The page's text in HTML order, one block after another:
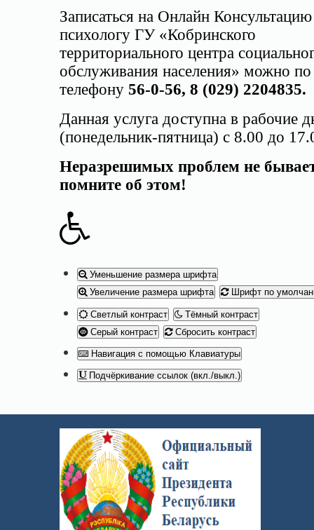
Записаться на Онлайн
психологу ГУ «Кобринского
территориального центра
обслуживания населения» можно по
телефону 56-0-56, 8 (029) 2204835.
Данная услуга доступна в рабочие
(понедельник-пятница) с 8.00 до
Неразрешимых проблем не
помните об этом!
Уменьшение размера шрифта
Увеличение размера шрифта
Шрифт по
Светлый контраст
Тёмный контраст
Серый контраст
Сбросить контраст
Навигация с помощью Клавиатуры
Подчёркивание ссылок (вкл./выкл.)